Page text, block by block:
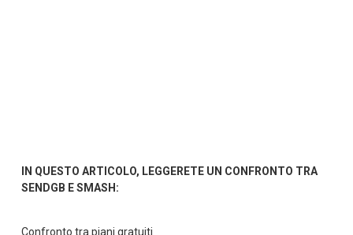
IN QUESTO ARTICOLO, LEGGERETE UN CONFRONTO TRA
SENDGB E SMASH:
Confronto tra piani gratuiti